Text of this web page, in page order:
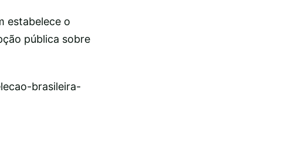
estabelece o
pública sobre
brasileira-